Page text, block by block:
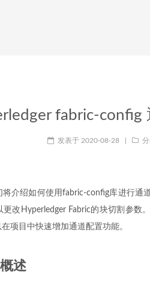
fabric-config
发表于 2020-08-28
将介绍如何使用fabric-config库进行通
改Hyperledger Fabric的块切割参数
项目中快速增加通道配置功能。
述